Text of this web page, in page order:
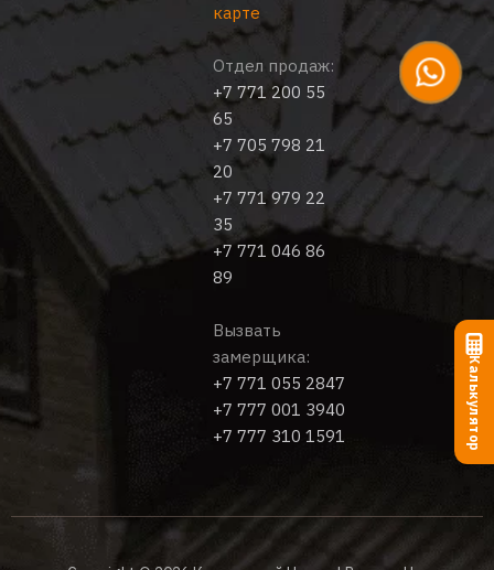
карте
Отдел продаж:
+7 771 200 55
65
+7 705 798 21
20
+7 771 979 22
35
+7 771 046 86
89
Вызвать
замерщика:
+7 771 055 2847
+7 777 001 3940
+7 777 310 1591
Калькулятор